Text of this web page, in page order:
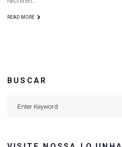
READ MORE
BUSCAR